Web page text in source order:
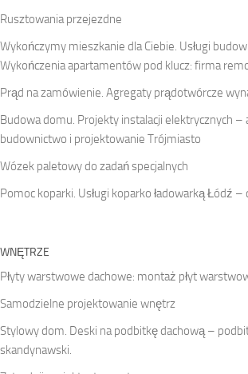
Rusztowania przejezdne
Wykończymy mieszkanie dla Ciebie. Usługi
Wykończenia apartamentów pod klucz: firma
Prąd na zamówienie. Agregaty prądotwórcze
Budowa domu. Projekty instalacji elektrycznych –
budownictwo i projektowanie Trójmiasto
Wózek paletowy do zadań specjalnych
Pomoc koparki. Usługi koparko ładowarką Łódź –
WNĘTRZE
Płyty warstwowe dachowe: montaż płyt
Samodzielne projektowanie wnętrz
Stylowy dom. Deski na podbitkę dachową –
skandynawski.